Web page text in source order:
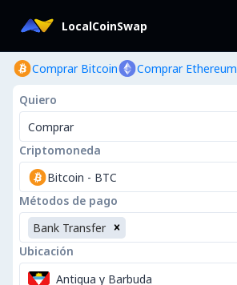
LocalCoinSwap
Comprar Bitcoin Comprar Ethereum
Quiero
Comprar
Criptomoneda
Bitcoin - BTC
Métodos de pago
Bank Transfer
Ubicación
Antigua y Barbuda